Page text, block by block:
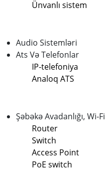
Ünvanlı sistem
Audio Sistemləri
Ats Və Telefonlar
IP-telefoniya
Analoq ATS
Şəbəkə Avadanlığı, Wi-Fi
Router
Switch
Access Point
PoE switch